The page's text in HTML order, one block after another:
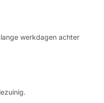
werkdagen achter